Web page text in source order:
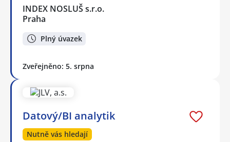
INDEX NOSLUŠ s.r.o.
Praha
Plný úvazek
Zveřejněno: 5. srpna
Datový/BI analytik
Nutně vás hledají